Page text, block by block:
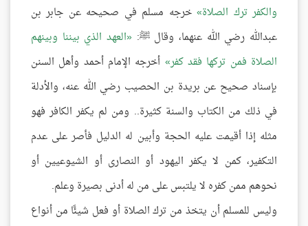
والكفر ترك الصلاة خرجه مسلم في صحيحه عن جابر بن
عبدالله رضي الله عنهما، وقال ﷺ:
العهد الذي بيننا وبينهم
الصلاة فمن تركها فقد كفر أخرجه الإمام أحمد وأهل السنن
بإسناد صحيح عن بريدة بن الحصيب رضي الله عنه، والأدلة
في ذلك من الكتاب والسنة كثيرة.. ومن لم يكفر الكافر فهو
مثله إذا أقيمت عليه الحجة وأبين له الدليل فأصر على عدم
التكفير، كمن لا يكفر اليهود أو النصارى أو الشيوعيين أو
نحوهم ممن كفره لا يلتبس على من له أدنى بصيرة وعلم.
وليس للمسلم أن يتخذ من ترك الصلاة أو فعل شيئًا من أنواع